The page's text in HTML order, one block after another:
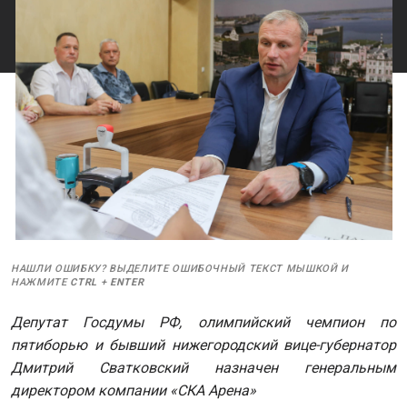
НАШЛИ ОШИБКУ? ВЫДЕЛИТЕ ОШИБОЧНЫЙ ТЕКСТ МЫШКОЙ И
НАЖМИТЕ CTRL + ENTER
Депутат Госдумы РФ, олимпийский чемпион по
пятиборью и бывший нижегородский вице-губернатор
Дмитрий Сватковский назначен генеральным
директором компании «СКА Арена»